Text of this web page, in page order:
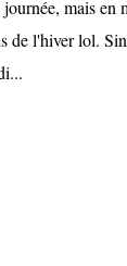
mais en
de l'hiver lol.